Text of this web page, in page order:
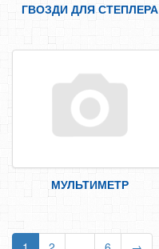
ГВОЗДИ ДЛЯ СТЕПЛЕРА
МУЛЬТИМЕТР